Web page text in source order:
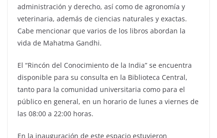
administración y derecho, así como de agronomía y
veterinaria, además de ciencias naturales y exactas.
Cabe mencionar que varios de los libros abordan la
vida de Mahatma Gandhi.
El “Rincón del Conocimiento de la India” se encuentra
disponible para su consulta en la Biblioteca Central,
tanto para la comunidad universitaria como para el
público en general, en un horario de lunes a viernes de
las 08:00 a 22:00 horas.
En la inauguración de este espacio estuvieron